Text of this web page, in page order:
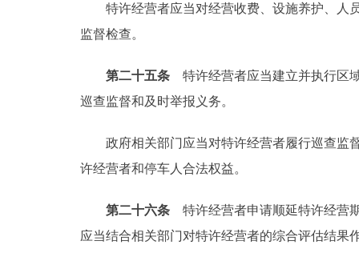
特许经营者应当对经营收费、设施养护、人员
监督检查。
第二十五条 特许经营者应当建立并执行区
巡查监督和及时举报义务。
政府相关部门应当对特许经营者履行巡查监督
许经营者和停车人合法权益。
第二十六条 特许经营者申请顺延特许经营
应当结合相关部门对特许经营者的综合评估结果